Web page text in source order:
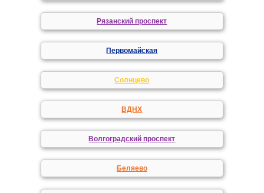
Рязанский проспект
Первомайская
Солнцево
ВДНХ
Волгоградский проспект
Беляево